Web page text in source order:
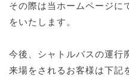
その際は当ホームページに
をいたします。
今後、シャトルバスの運行
来場をされるお客様は下記